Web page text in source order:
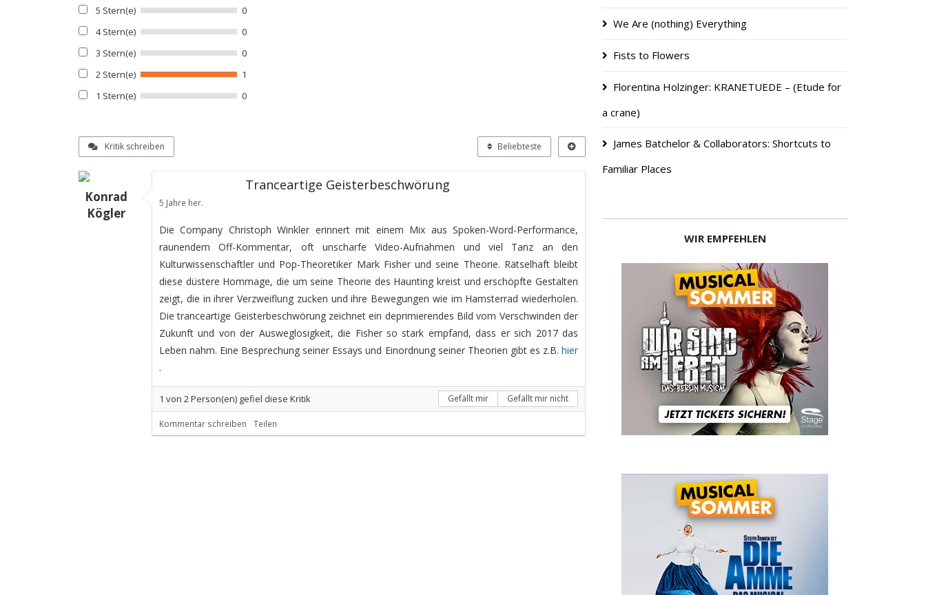
5 Stern(e)
0
4 Stern(e)
0
3 Stern(e)
0
2 Stern(e)
1
1 Stern(e)
0
Kritik schreiben Beliebteste
Konrad
Kögler
Tranceartige Geisterbeschwörung
5 Jahre her.
Die Company Christoph Winkler erinnert mit einem Mix aus Spoken-Word-Performance,
raunendem Off-Kommentar, oft unscharfe Video-Aufnahmen und viel Tanz an den
Kulturwissenschaftler und Pop-Theoretiker Mark Fisher und seine Theorie. Rätselhaft bleibt
diese düstere Hommage, die um seine Theorie des Haunting kreist und erschöpfte Gestalten
zeigt, die in ihrer Verzweiflung zucken und ihre Bewegungen wie im Hamsterrad wiederholen.
Die tranceartige Geisterbeschwörung zeichnet ein deprimierendes Bild vom Verschwinden der
Zukunft und von der Ausweglosigkeit, die Fisher so stark empfand, dass er sich 2017 das
Leben nahm. Eine Besprechung seiner Essays und Einordnung seiner Theorien gibt es z.B. hier
.
1 von 2Person(en) gefiel diese Kritik Gefällt mir Gefällt mir nicht
Kommentar schreiben Teilen
We Are (nothing) Everything
Fists to Flowers
Florentina Holzinger: KRANETUEDE – (Etude for
a crane)
James Batchelor & Collaborators: Shortcuts to
Familiar Places
WIR EMPFEHLEN